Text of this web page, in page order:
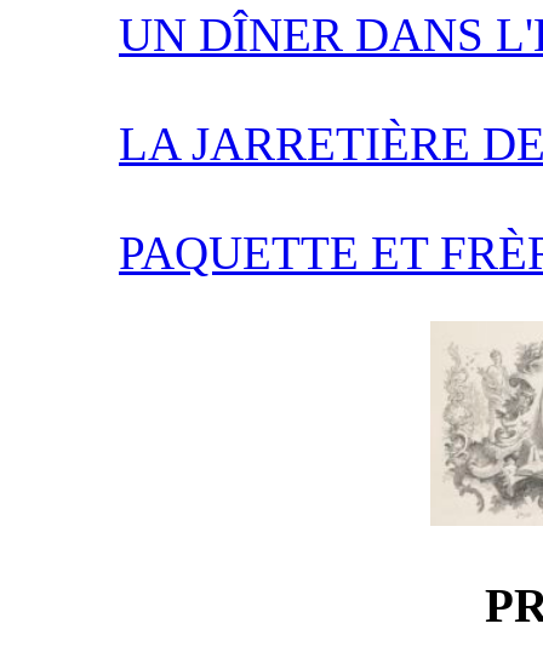
UN DÎNER DANS
LA JARRETIÈRE
PAQUETTE ET